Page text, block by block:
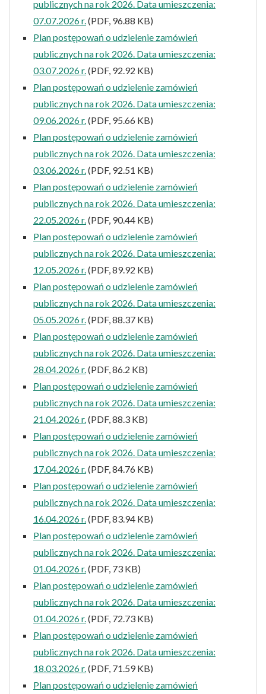
publicznych na rok 2026. Data umieszczenia:
07.07.2026 r.(PDF, 96.88 KB)
Plan postępowań o udzielenie zamówień
publicznych na rok 2026. Data umieszczenia:
03.07.2026 r.(PDF, 92.92 KB)
Plan postępowań o udzielenie zamówień
publicznych na rok 2026. Data umieszczenia:
09.06.2026 r.(PDF, 95.66 KB)
Plan postępowań o udzielenie zamówień
publicznych na rok 2026. Data umieszczenia:
03.06.2026 r.(PDF, 92.51 KB)
Plan postępowań o udzielenie zamówień
publicznych na rok 2026. Data umieszczenia:
22.05.2026 r.(PDF, 90.44 KB)
Plan postępowań o udzielenie zamówień
publicznych na rok 2026. Data umieszczenia:
12.05.2026 r.(PDF, 89.92 KB)
Plan postępowań o udzielenie zamówień
publicznych na rok 2026. Data umieszczenia:
05.05.2026 r.(PDF, 88.37 KB)
Plan postępowań o udzielenie zamówień
publicznych na rok 2026. Data umieszczenia:
28.04.2026 r.(PDF, 86.2 KB)
Plan postępowań o udzielenie zamówień
publicznych na rok 2026. Data umieszczenia:
21.04.2026 r.(PDF, 88.3 KB)
Plan postępowań o udzielenie zamówień
publicznych na rok 2026. Data umieszczenia:
17.04.2026 r.(PDF, 84.76 KB)
Plan postępowań o udzielenie zamówień
publicznych na rok 2026. Data umieszczenia:
16.04.2026 r.(PDF, 83.94 KB)
Plan postępowań o udzielenie zamówień
publicznych na rok 2026. Data umieszczenia:
01.04.2026 r.(PDF, 73 KB)
Plan postępowań o udzielenie zamówień
publicznych na rok 2026. Data umieszczenia:
01.04.2026 r.(PDF, 72.73 KB)
Plan postępowań o udzielenie zamówień
publicznych na rok 2026. Data umieszczenia:
18.03.2026 r.(PDF, 71.59 KB)
Plan postępowań o udzielenie zamówień